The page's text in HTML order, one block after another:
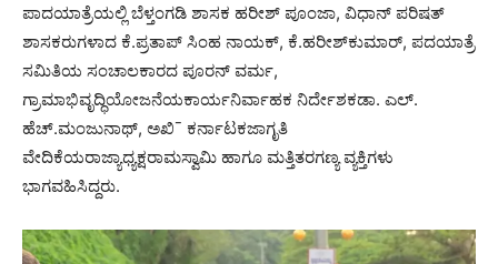
ಪಾದಯಾತ್ರೆಯಲ್ಲಿ ಬೆಳ್ತಂಗಡಿ ಶಾಸಕ ಹರೀಶ್ ಪೂಂಜಾ, ವಿಧಾನ್ ಪರಿಷತ್
ಶಾಸಕರುಗಳಾದ ಕೆ.ಪ್ರತಾಪ್ ಸಿಂಹ ನಾಯಕ್, ಕೆ.ಹರೀಶ್‌ಕುಮಾರ್, ಪದಯಾತ್ರೆ
ಸಮಿತಿಯ ಸಂಚಾಲಕಾರದ ಪೂರನ್ ವರ್ಮ,
ಗ್ರಾಮಾಭಿವೃದ್ಧಿಯೋಜನೆಯಕಾರ್ಯನಿರ್ವಾಹಕ ನಿರ್ದೇಶಕಡಾ. ಎಲ್.
ಹೆಚ್.ಮಂಜುನಾಥ್, ಅಖಿ¯ ಕರ್ನಾಟಕಜಾಗೃತಿ
ವೇದಿಕೆಯರಾಜ್ಯಾಧ್ಯಕ್ಷರಾಮಸ್ವಾಮಿ ಹಾಗೂ ಮತ್ತಿತರಗಣ್ಯ ವ್ಯಕ್ತಿಗಳು
ಭಾಗವಹಿಸಿದ್ದರು.